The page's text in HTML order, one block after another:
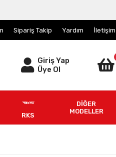
Sipariş Takip Yardım İletişim
Giriş Yap
Üye Ol
RKS
DİĞER
MODELLER